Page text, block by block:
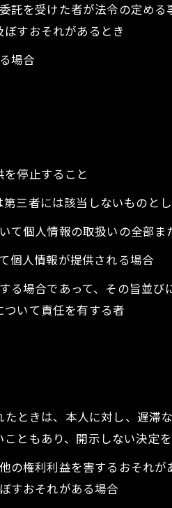
託を受けた者が法令の定め
すおそれがあるとき
場合
停止すること
三者には該当しないものとし
て個人情報の取扱いの全部
個人情報が提供される場合
る場合であって、その旨並
いて責任を有する者
ときは、本人に対し、遅
ともあり、開示しない決定
の権利利益を害するおそれが
すおそれがある場合